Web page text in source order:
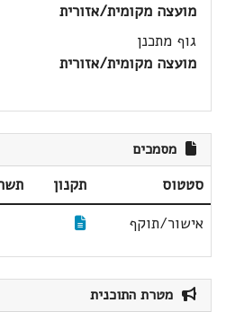
מועצה מקומית/אזורית
גוף מתכנן
מועצה מקומית/אזורית
מסמכים
סטטוס תקנון
אישור/תוקף
מטרת התוכנית